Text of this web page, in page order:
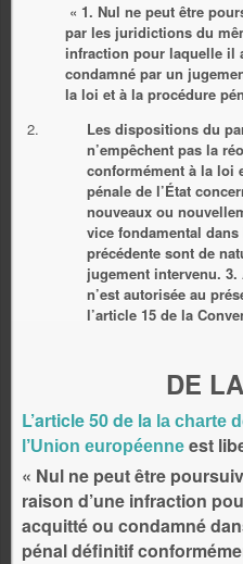
« 1. Nul ne peut être
par les juridictions du
infraction pour laquelle il
condamné par un
la loi et à la procédure
Les dispositions du
n’empêchent pas la
conformément à la loi
pénale de l’État
nouveaux ou
vice fondamental
précédente sont de
jugement intervenu.
n’est autorisée au
l’article 15 de la
DE
L’article 50 de la la charte
l’Union européenne est
« Nul ne peut être
raison d’une infraction
acquitté ou condamné
pénal définitif